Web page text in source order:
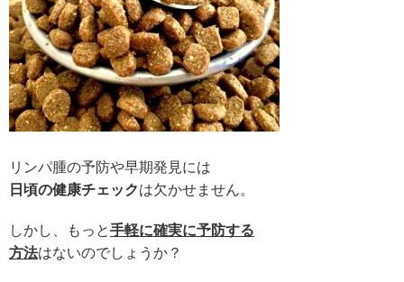
リンパ腫の予防や早期発見には
日頃の健康チェックは欠かせません。
しかし、もっと手軽に確実に予防する
方法はないのでしょうか？